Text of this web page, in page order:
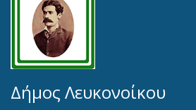
Δήμος Λευκονοίκου